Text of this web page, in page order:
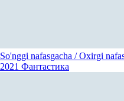
So'nggi nafasgacha / Oxirgi
2021 Фантастика